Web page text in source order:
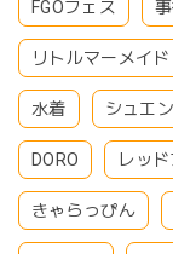
FGOフェス
リトルマーメイド
水着 シュエン
DORO レッ
きゃらっぴん